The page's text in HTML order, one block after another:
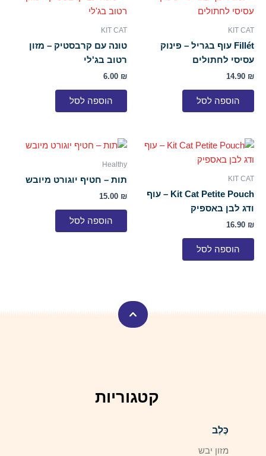
KIT CAT
Fillét עוף בגריל – פינוק
עסיסי לחתולים
14.90 ₪
הוספה לסל
KIT CAT
טונה עם קרבסטיק – מזון
רטוב בג'לי
6.00 ₪
הוספה לסל
KIT CAT
Kit Cat Petite Pouch – עוף
ודג לבן באספיק
16.90 ₪
הוספה לסל
Healthy
תות – חטיף יוגורט מיובש
15.00 ₪
הוספה לסל
קטגוריות
כֶּלֶב
מזון יבש